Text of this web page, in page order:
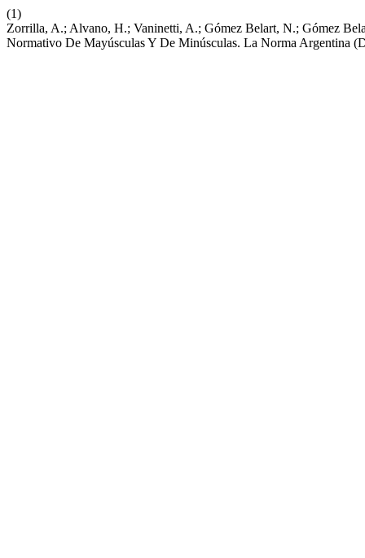
(1)
Zorrilla, A.; Alvano, H.; Vaninetti, A.; Gómez Belart, N.; Gómez
Normativo De Mayúsculas Y De Minúsculas. La Norma Argentina